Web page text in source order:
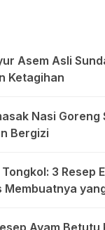
Asem Asli
Ketagihan
Nasi Goreng
Bergizi
3 Resep
Membuatnya